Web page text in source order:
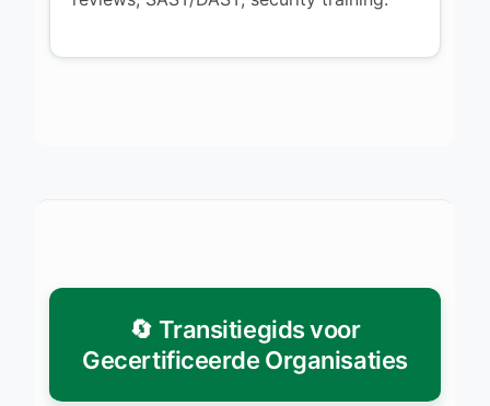
🔄 Transitiegids voor
Gecertificeerde Organisaties